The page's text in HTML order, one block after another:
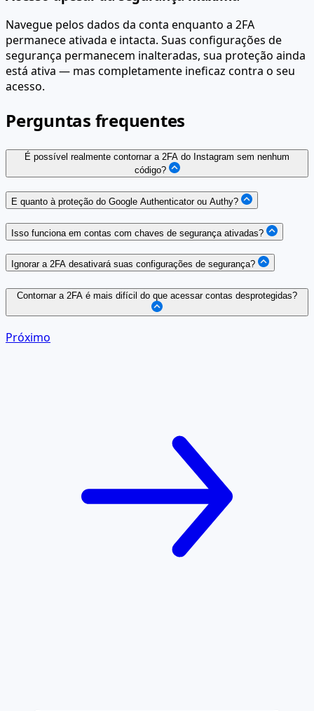
Navegue pelos dados da conta enquanto a 2FA
permanece ativada e intacta. Suas configurações de
segurança permanecem inalteradas, sua proteção ainda
está ativa — mas completamente ineficaz contra o seu
acesso.
Perguntas frequentes
É possível realmente contornar a 2FA do Instagram sem nenhum
código?
E quanto à proteção do Google Authenticator ou Authy?
Isso funciona em contas com chaves de segurança ativadas?
Ignorar a 2FA desativará suas configurações de segurança?
Contornar a 2FA é mais difícil do que acessar contas desprotegidas?
Próximo